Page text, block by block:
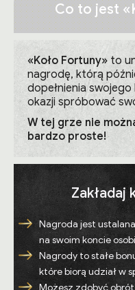
Co to jest
«Koło Fortuny» to
nagrodę, którą
dopełnienia
okazji spróbować
W tej grze nie
bardzo proste!
Zakładaj
Nagroda jest
na swoim koncie
Nagrody to stałe
które biorą udział w
Możesz zdobyć